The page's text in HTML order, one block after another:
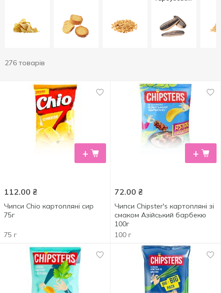
276 товарів
+
112.00 ₴
Чипси Chio картопляні сир
75г
75 г
+
72.00 ₴
Чипси Chipster's картопляні зі
смаком Азійський барбекю
100г
100 г